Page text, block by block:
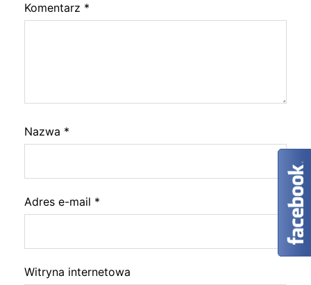
Komentarz *
Nazwa *
Adres e-mail *
Witryna internetowa